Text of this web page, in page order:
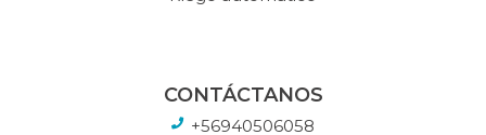
CONTÁCTANOS
+56940506058